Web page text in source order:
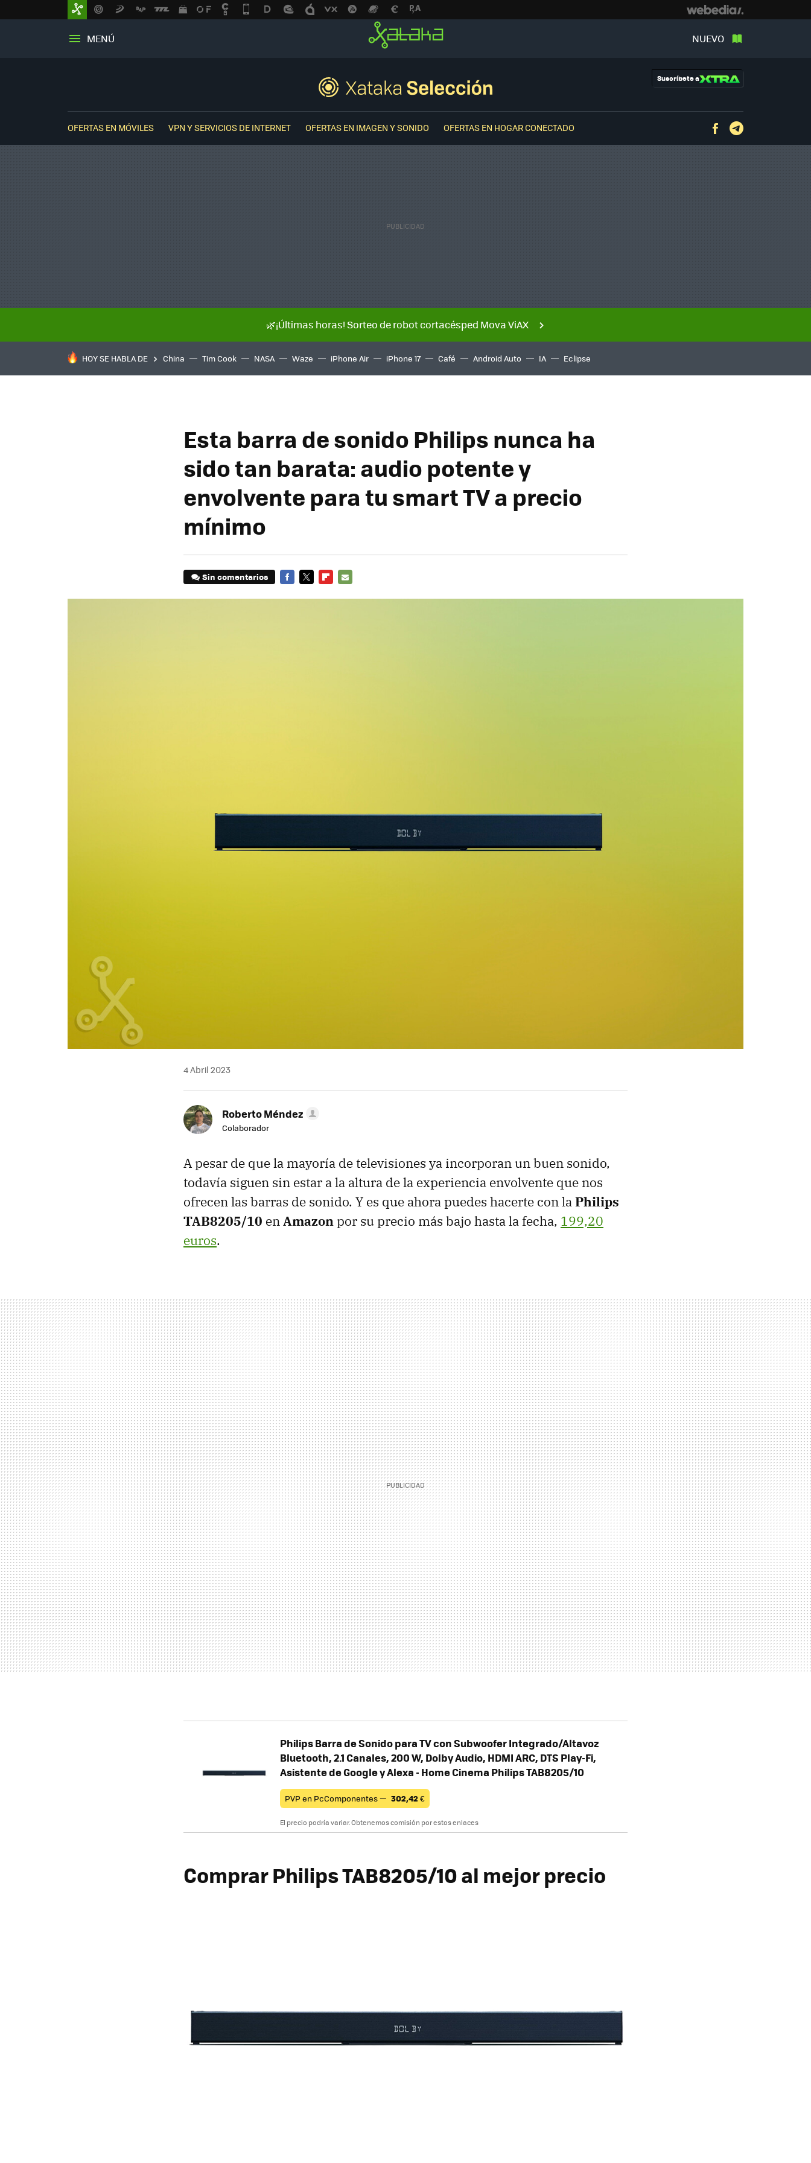
MENÚ NUEVO
Suscríbete a
OFERTAS EN MÓVILES VPN Y SERVICIOS DE INTERNET OFERTAS EN IMAGEN Y SONIDO OFERTAS EN HOGAR CONECTADO Facebook
🌿¡Últimas horas! Sorteo de robot cortacésped Mova ViAX
HOY SE HABLA DE China Tim Cook NASA Waze iPhone Air iPhone 17 Café Android Auto IA Eclipse
Esta barra de sonido Philips nunca ha
sido tan barata: audio potente y
envolvente para tu smart TV a precio
mínimo
Sin comentarios
4 Abril 2023
Roberto Méndez
Colaborador
A pesar de que la mayoría de televisiones ya incorporan un buen sonido,
todavía siguen sin estar a la altura de la experiencia envolvente que nos
ofrecen las barras de sonido. Y es que ahora puedes hacerte con laPhilips
TAB8205/10 enAmazonpor su precio más bajo hasta la fecha, 199,20
euros.
Philips Barra de Sonido para TV con Subwoofer Integrado/Altavoz
Bluetooth, 2.1 Canales, 200 W, Dolby Audio, HDMI ARC, DTS Play-Fi,
Asistente de Google y Alexa - Home Cinema Philips TAB8205/10
PVP en PcComponentes — 302,42 €
El precio podría variar. Obtenemos comisión por estos enlaces
Comprar Philips TAB8205/10 al mejor precio